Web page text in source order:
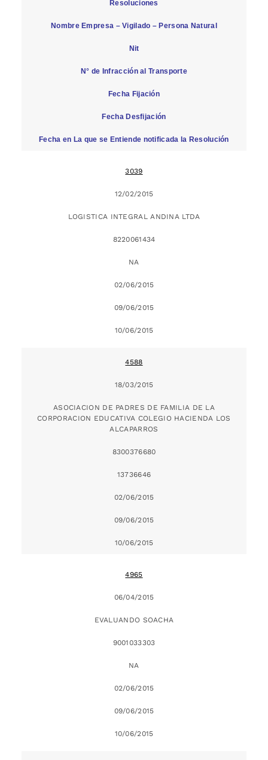
Resoluciones
Nombre Empresa – Vigilado – Persona Natural
Nit
N° de Infracción al Transporte
Fecha Fijación
Fecha Desfijación
Fecha en La que se Entiende notificada la Resolución
3039
12/02/2015
LOGISTICA INTEGRAL ANDINA LTDA
8220061434
NA
02/06/2015
09/06/2015
10/06/2015
4588
18/03/2015
ASOCIACION DE PADRES DE FAMILIA DE LA
CORPORACION EDUCATIVA COLEGIO HACIENDA LOS
ALCAPARROS
8300376680
13736646
02/06/2015
09/06/2015
10/06/2015
4965
06/04/2015
EVALUANDO SOACHA
9001033303
NA
02/06/2015
09/06/2015
10/06/2015